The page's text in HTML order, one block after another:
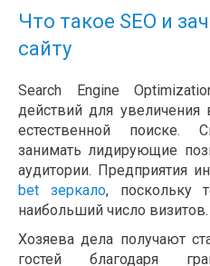
Что такое SEO и
сайту
Search Engine
действий для
естественной поиске.
занимать лидирующие
аудитории. Предприятия
bet зеркало, поскольку
наибольший число визитов.
Хозяева дела получают
гостей благодаря